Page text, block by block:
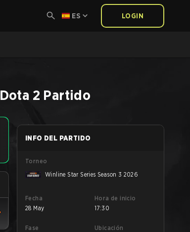
ES LOGIN
Dota 2 Partido
INFO DEL PARTIDO
Torneo
Winline Star Series Season 3 2026
Fecha
28 May
Hora de inicio
17:30
Fase
Ubicación